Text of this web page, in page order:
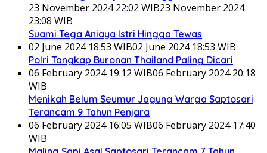
23 November 2024 22:02 WIB23 November 2024
23:08 WIB
Suami Tega Aniaya Istri Hingga Tewas
02 June 2024 18:53 WIB02 June 2024 18:53 WIB
Polri Tangkap Buronan Thailand Paling Dicari
06 February 2024 19:12 WIB06 February 2024 20:18
WIB
Menikah Belum Seumur Jagung Warga Saptosari
Terancam 9 Tahun Penjara
06 February 2024 16:05 WIB06 February 2024 17:40
WIB